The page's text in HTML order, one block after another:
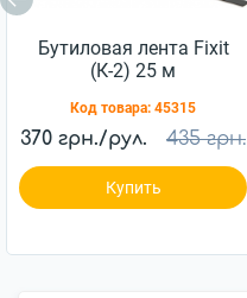
Бутиловая лента Fixit
(К-2) 25 м
Код товара: 45315
370 грн./рул. 435 грн.
Купить